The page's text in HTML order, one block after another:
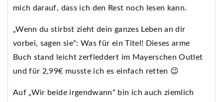
mich darauf, dass ich den Rest noch lesen kann.
„Wenn du stirbst zieht dein ganzes Leben an dir
vorbei, sagen sie“: Was für ein Titel! Dieses arme
Buch stand leicht zerfleddert im Mayerschen Outlet
und für 2,99€ musste ich es einfach retten 😉
Auf „Wir beide irgendwann“ bin ich auch ziemlich